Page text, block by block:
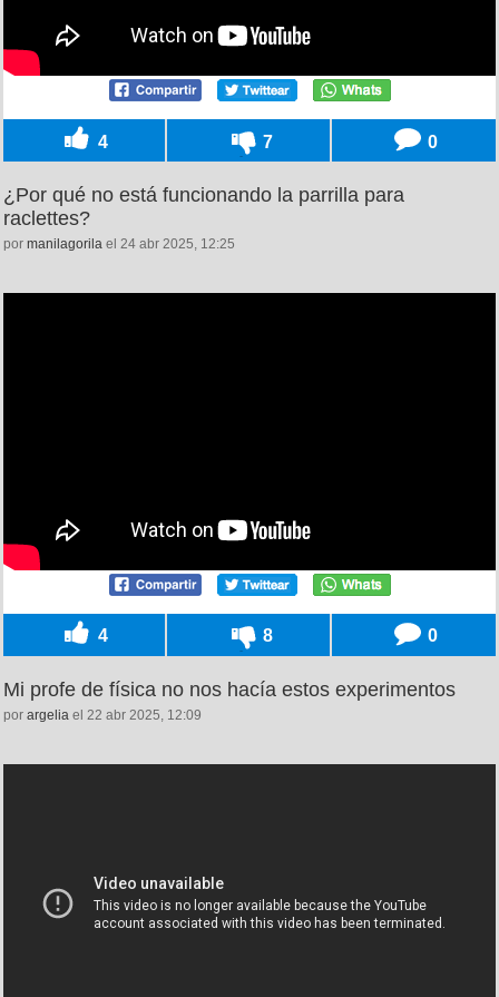
4 7 0
¿Por qué no está funcionando la parrilla para
raclettes?
por manilagorila el 24 abr 2025, 12:25
4 8 0
Mi profe de física no nos hacía estos experimentos
por argelia el 22 abr 2025, 12:09